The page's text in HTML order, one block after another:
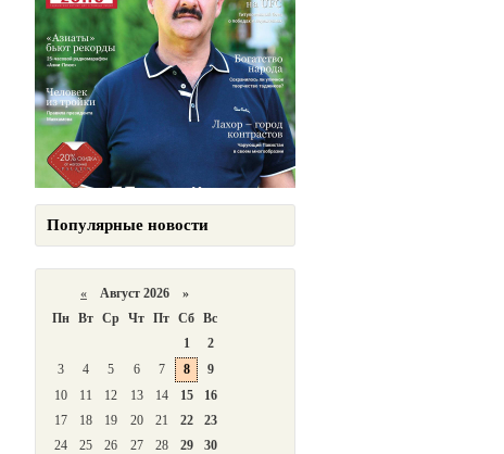
Популярные новости
« Август 2026 »
Пн Вт Ср Чт Пт Сб Вс
1
2
3
4 5 6 7 8
9
10
11 12 13 14 15
16
17
18 19 20 21 22
23
24
25 26 27 28 29
30